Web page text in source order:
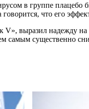
в группе
что его
V», выразил надежду
самым существенно